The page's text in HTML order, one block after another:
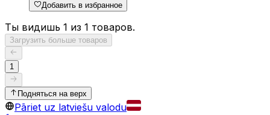
Добавить в избранное
Ты видишь 1 из 1 товаров.
Загрузить больше товаров
1
Подняться на верх
Pāriet uz latviešu valodu